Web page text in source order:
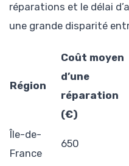
réparations et le délai
une grande disparité
Région
Coût moyen
d’une
réparation
(€)
Île-de-
France
650